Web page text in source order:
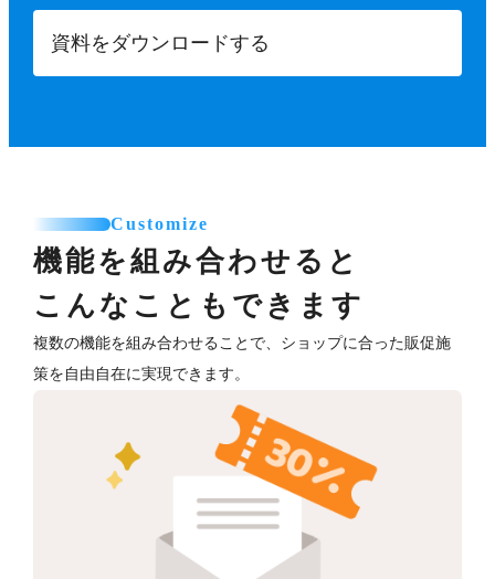
資料をダウンロードする
Customize
機能を組み合わせると
こんなこともできます
複数の機能を組み合わせることで、ショップに合った販促施
策を自由自在に実現できます。